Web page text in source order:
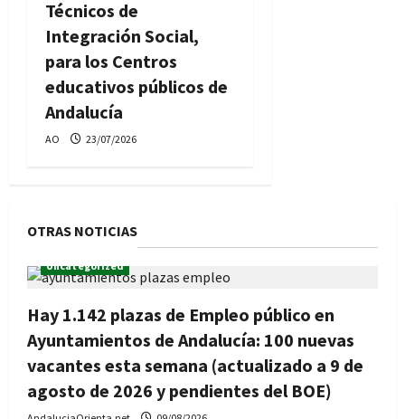
Técnicos de
Integración Social,
para los Centros
educativos públicos de
Andalucía
AO 23/07/2026
OTRAS NOTICIAS
Uncategorized
Hay 1.142 plazas de Empleo público en
Ayuntamientos de Andalucía: 100 nuevas
vacantes esta semana (actualizado a 9 de
agosto de 2026 y pendientes del BOE)